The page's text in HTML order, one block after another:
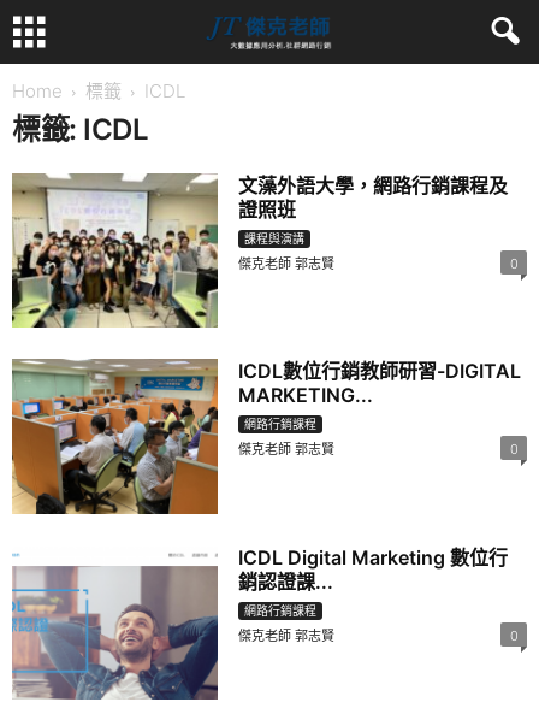
Home 標籤 ICDL
標籤: ICDL
文藻外語大學，網路行銷課程及
證照班
課程與演講
傑克老師 郭志賢 0
ICDL數位行銷教師研習-DIGITAL
MARKETING...
網路行銷課程
傑克老師 郭志賢 0
ICDL Digital Marketing 數位行
銷認證課...
網路行銷課程
傑克老師 郭志賢 0